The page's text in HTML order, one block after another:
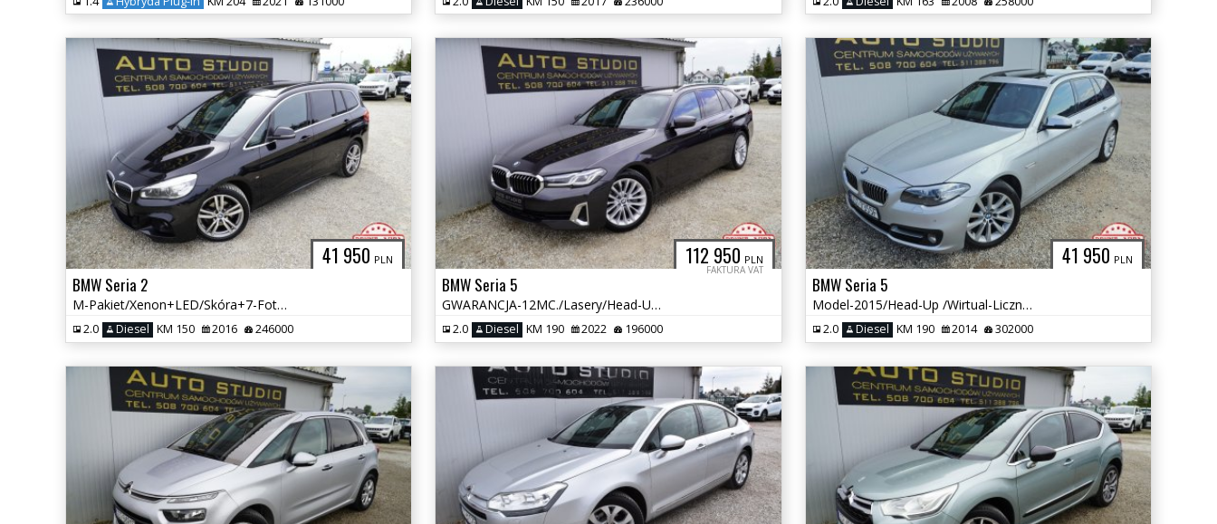
41 950 PLN
BMW Seria 2
M-Pakiet/Xenon+LED/Skóra+7-Foteli/El.-Klapa/Tempomat/Asystenty/Bogaty
2.0 Diesel KM 150 2016 246000
112 950 PLN
FAKTURA VAT
BMW Seria 5
GWARANCJA-12MC./Lasery/Head-UP/Klima-4Strefy/Skóra/Asystenty/El.Klapa
2.0 Diesel KM 190 2022 196000
41 950 PLN
BMW Seria 5
Model-2015/Head-Up /Wirtual-Licznik /Duża-Navi+Kamera/Skóra+Pamięć
2.0 Diesel KM 190 2014 302000